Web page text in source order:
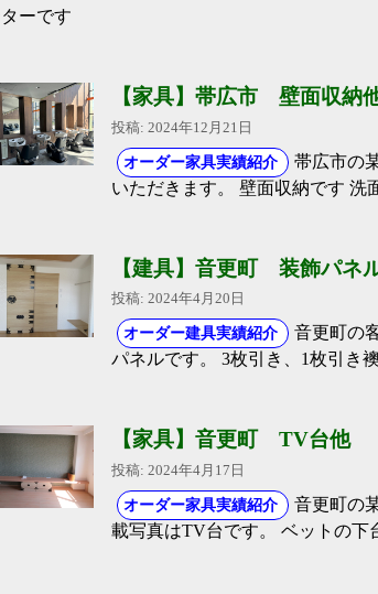
ーです
【家具】帯広市 壁面収納
投稿: 2024年12月21日
オーダー家具実績紹介
帯広市の
いただきます。 壁面収納です 洗
【建具】音更町 装飾パネ
投稿: 2024年4月20日
オーダー建具実績紹介
音更町の
パネルです。 3枚引き、1枚引き襖
【家具】音更町 TV台他
投稿: 2024年4月17日
オーダー家具実績紹介
音更町の
載写真はTV台です。 ベットの下